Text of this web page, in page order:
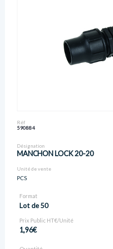
Réf
590884
Désignation
MANCHON LOCK 20-20
Unité de vente
PCS
Format
Lot de 50
Prix Public HT€/Unité
1,96€